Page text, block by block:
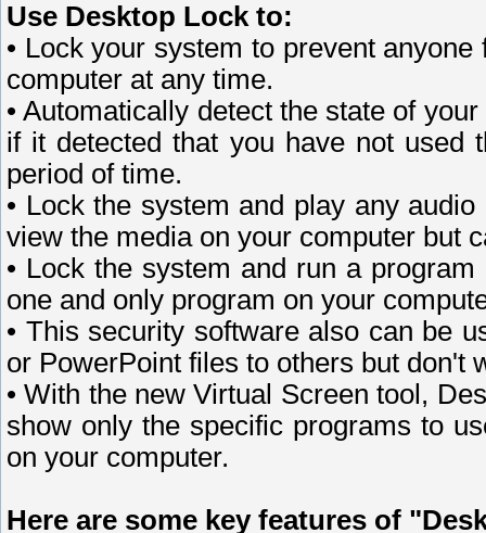
Use Desktop Lock to:
• Lock your system to prevent
computer at any time.
• Automatically detect the state of
if it detected that you have not used
period of time.
• Lock the system and play any
view the media on your computer but
• Lock the system and run a
one and only program on your
• This security software also can be
or PowerPoint files to others but don't
• With the new Virtual Screen tool,
show only the specific programs to
on your computer.
Here are some key features of